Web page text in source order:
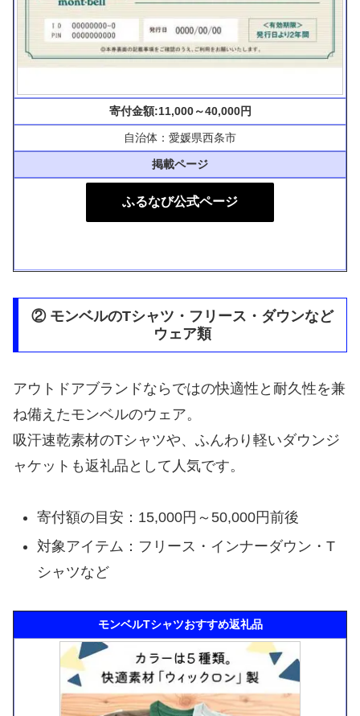
寄付金額:11,000～40,000円
自治体：愛媛県西条市
掲載ページ
ふるなび公式ページ
② モンベルのTシャツ・フリース・ダウンなど
ウェア類
アウトドアブランドならではの快適性と耐久性を兼
ね備えたモンベルのウェア。
吸汗速乾素材のTシャツや、ふんわり軽いダウンジ
ャケットも返礼品として人気です。
寄付額の目安：15,000円～50,000円前後
対象アイテム：フリース・インナーダウン・T
シャツなど
モンベルTシャツおすすめ返礼品